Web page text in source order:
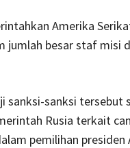
Amerika
jumlah besar staf misi
sanksi-sanksi tersebut
Rusia terkait
pemilihan presiden